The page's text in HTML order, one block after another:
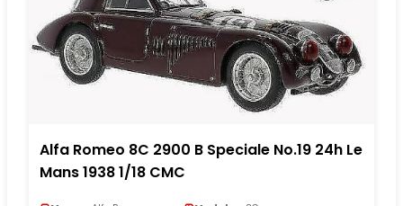
Alfa Romeo 8C 2900 B Speciale No.19 24h Le
Mans 1938 1/18 CMC